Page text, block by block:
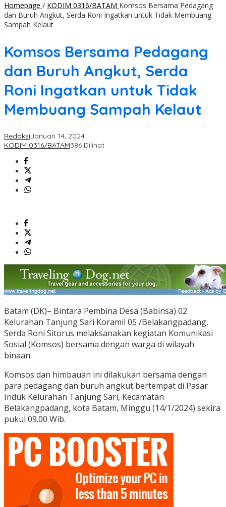
Homepage / KODIM 0316/BATAM Komsos Bersama Pedagang
dan Buruh Angkut, Serda Roni Ingatkan untuk Tidak Membuang
Sampah Kelaut
Komsos Bersama Pedagang
dan Buruh Angkut, Serda
Roni Ingatkan untuk Tidak
Membuang Sampah Kelaut
RedaksiJanuari 14, 2024
KODIM 0316/BATAM386 Dilihat
Batam (DK)– Bintara Pembina Desa (Babinsa) 02
Kelurahan Tanjung Sari Koramil 05 /Belakangpadang,
Serda Roni Sitorus melaksanakan kegiatan Komunikasi
Sosial (Komsos) bersama dengan warga di wilayah
binaan.
Komsos dan himbauan ini dilakukan bersama dengan
para pedagang dan buruh angkut bertempat di Pasar
Induk Kelurahan Tanjung Sari, Kecamatan
Belakangpadang, kota Batam, Minggu (14/1/2024) sekira
pukul 09.00 Wib.